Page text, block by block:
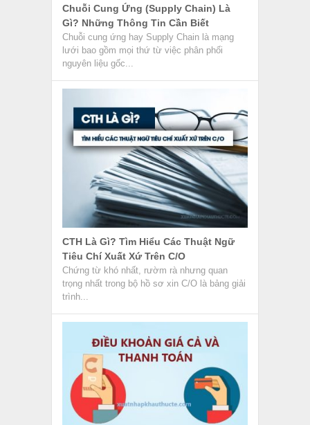
trình...
Điều Khoản Giá Cả Và Thanh Toán
Trong Hợp Đồng Ngoại Thương
Điều khoản giá cả và thanh toán trong hợp
đồng ngoại thương là hai điều khoản chính,
quyết định trực...
Supply Chain Management Là Gì? –